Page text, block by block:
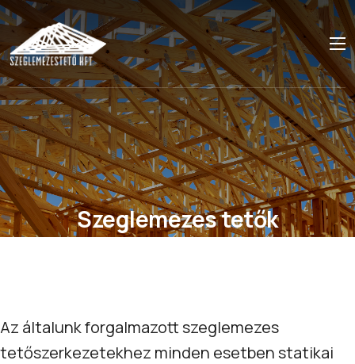
Szeglemezes tetők
Az általunk forgalmazott szeglemezes
tetőszerkezetekhez minden esetben statikai